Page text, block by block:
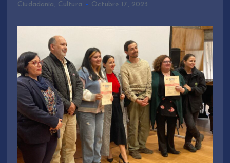
Ciudadanía , Cultura Octubre 17, 2023